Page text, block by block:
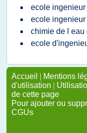
ecole
ecole
chimie de l eau
ecole
Accueil | Mentions
d'utilisation |
de cette page
Pour ajouter ou
CGUs